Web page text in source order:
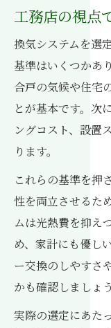
工務店の視点
換気システムを選
基準はいくつかあ
合戸の気候や住宅
とが基本です。次
ングコスト、設置
ります。
これらの基準を押
性を両立させるた
ムは光熱費を抑え
め、家計にも優し
ー交換のしやすさ
かも確認しましょう
実際の選定にあた